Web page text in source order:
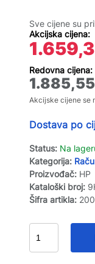
Sve cijene su
Akcijska cijena:
Redovna cijena:
1.885,55
Akcijske cijene se
Dostava po
Status: Na
Kategorija:
Proizvođač: HP
Kataloški broj:
Šifra artikla: